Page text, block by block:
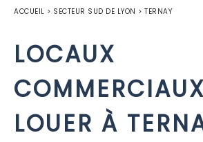
ACCUEIL > SECTEUR SUD DE LYON > TERNAY
LOCAUX
LOUER À